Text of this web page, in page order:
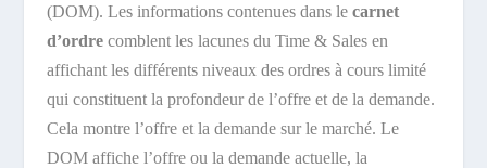
(DOM). Les informations contenues dans le carnet
d’ordrecomblent les lacunes du Time & Sales en
affichant les différents niveaux des ordres à cours limité
qui constituent la profondeur de l’offre et de la demande.
Cela montre l’offre et la demande sur le marché. Le
DOM affiche l’offre ou la demande actuelle, la